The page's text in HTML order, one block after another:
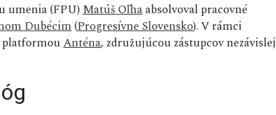
umenia (FPU)Matúš Oľhaabsolvoval pracovné
Dubécim(Progresívne Slovensko). V rámci
platformouAnténa, združujúcou zástupcov nezávislej